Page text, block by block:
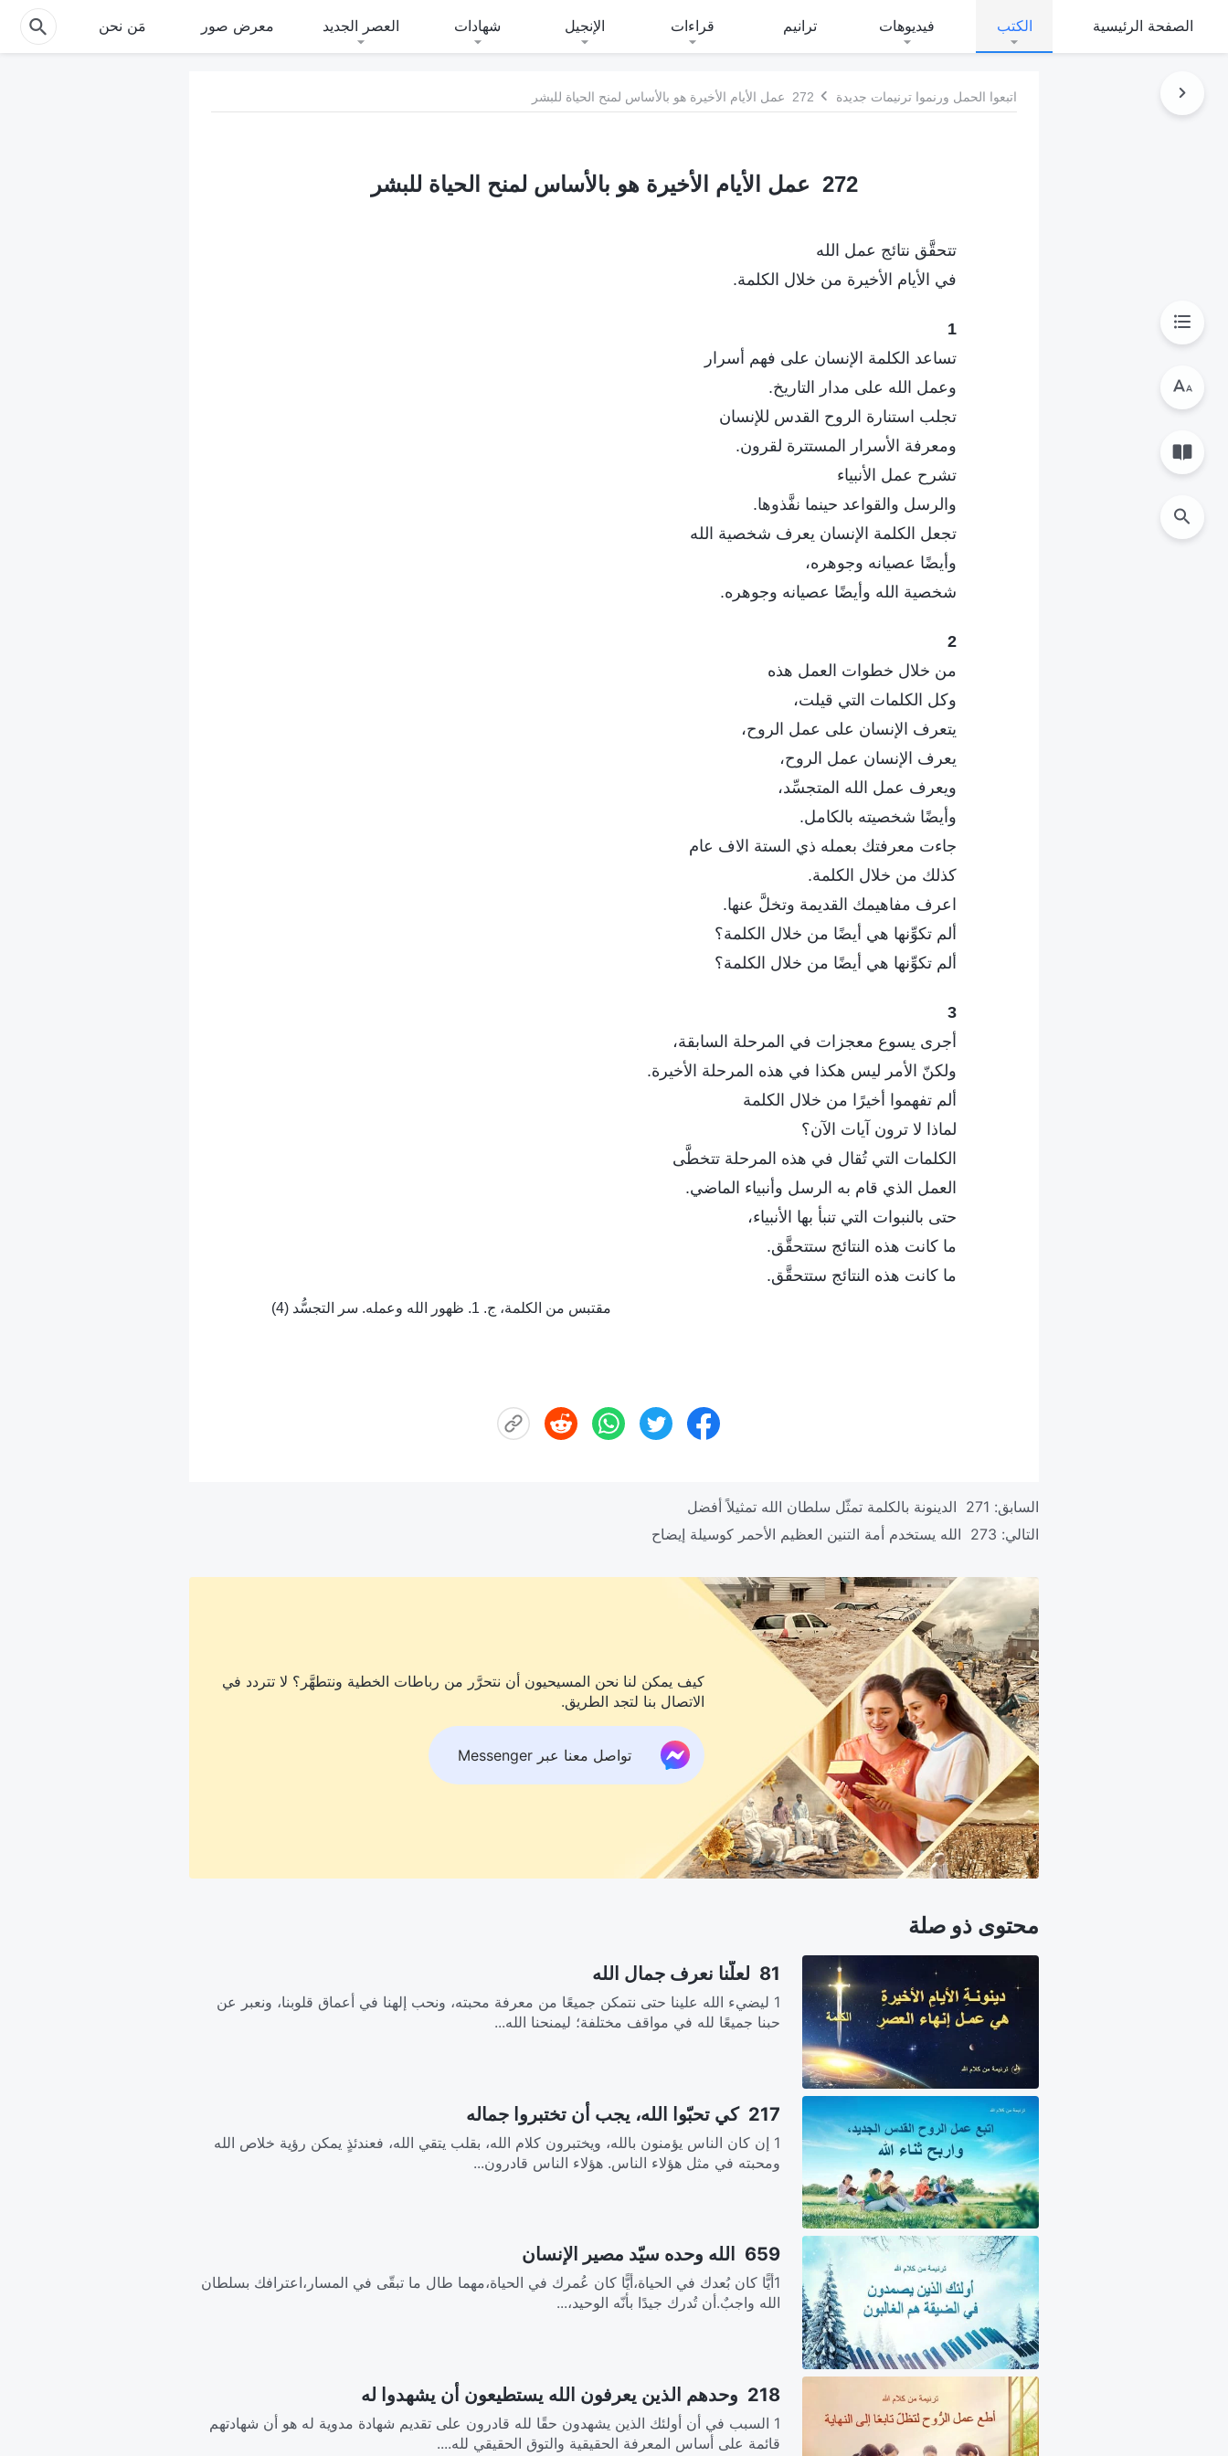
الصفحة الرئيسية الكتب فيديوهات ترانيم قراءات الإنجيل شهادات العصر الجديد معرض صور مَن نحن
اتبعوا الحمل ورنموا ترنيمات جديدة 272 عمل الأيام الأخيرة هو بالأساس لمنح الحياة للبشر
272 عمل الأيام الأخيرة هو بالأساس لمنح الحياة للبشر
تتحقَّق نتائج عمل الله
في الأيام الأخيرة من خلال الكلمة.
1
تساعد الكلمة الإنسان على فهم أسرار
وعمل الله على مدار التاريخ.
تجلب استنارة الروح القدس للإنسان
ومعرفة الأسرار المستترة لقرون.
تشرح عمل الأنبياء
والرسل والقواعد حينما نفَّذوها.
تجعل الكلمة الإنسان يعرف شخصية الله
وأيضًا عصيانه وجوهره،
شخصية الله وأيضًا عصيانه وجوهره.
2
من خلال خطوات العمل هذه
وكل الكلمات التي قيلت،
يتعرف الإنسان على عمل الروح،
يعرف الإنسان عمل الروح،
ويعرف عمل الله المتجسِّد،
وأيضًا شخصيته بالكامل.
جاءت معرفتك بعمله ذي الستة الاف عام
كذلك من خلال الكلمة.
اعرف مفاهيمك القديمة وتخلَّ عنها.
ألم تكوِّنها هي أيضًا من خلال الكلمة؟
ألم تكوِّنها هي أيضًا من خلال الكلمة؟
3
أجرى يسوع معجزات في المرحلة السابقة،
ولكنّ الأمر ليس هكذا في هذه المرحلة الأخيرة.
ألم تفهموا أخيرًا من خلال الكلمة
لماذا لا ترون آيات الآن؟
الكلمات التي تُقال في هذه المرحلة تتخطَّى
العمل الذي قام به الرسل وأنبياء الماضي.
حتى بالنبوات التي تنبأ بها الأنبياء،
ما كانت هذه النتائج ستتحقَّق.
ما كانت هذه النتائج ستتحقَّق.
مقتبس من الكلمة، ج. 1. ظهور الله وعمله. سر التجسُّد (4)
السابق: 271 الدينونة بالكلمة تمثّل سلطان الله تمثيلاً أفضل
التالي: 273 الله يستخدم أمة التنين العظيم الأحمر كوسيلة إيضاح
كيف يمكن لنا نحن المسيحيون أن نتحرَّر من رباطات الخطية ونتطهَّر؟ لا تتردد في
الاتصال بنا لتجد الطريق.
تواصل معنا عبر Messenger
محتوى ذو صلة
81 لعلَّنا نعرف جمال الله
1 ليضيء الله علينا حتى نتمكن جميعًا من معرفة محبته، ونحب إلهنا في أعماق قلوبنا، ونعبر عن
حبنا جميعًا لله في مواقف مختلفة؛ ليمنحنا الله...
217 كي تحبّوا الله، يجب أن تختبروا جماله
1 إن كان الناس يؤمنون بالله، ويختبرون كلام الله، بقلب يتقي الله، فعندئذٍ يمكن رؤية خلاص الله
ومحبته في مثل هؤلاء الناس. هؤلاء الناس قادرون...
659 الله وحده سيّد مصير الإنسان
1أيًّا كان بُعدك في الحياة،أيًّا كان عُمرك في الحياة،مهما طال ما تبقّى في المسار،اعترافك بسلطان
الله واجبٌ.أن تُدرك جيدًا بأنّه الوحيد،...
218 وحدهم الذين يعرفون الله يستطيعون أن يشهدوا له
1 السبب في أن أولئك الذين يشهدون حقًا لله قادرون على تقديم شهادة مدوية له هو أن شهادتهم
قائمة على أساس المعرفة الحقيقية والتوق الحقيقي لله....